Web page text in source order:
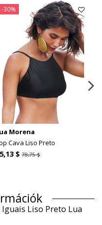
-30%
Morena
Cava Liso Preto
$ 78,75 $
Liso Preto Lua